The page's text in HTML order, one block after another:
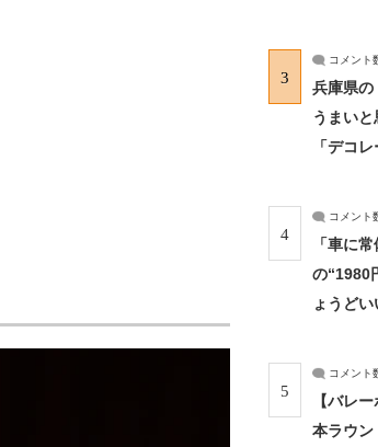
3
コメント
兵庫県
うまい
「デコ
4
コメント
「車に
の“1980
ょうど
5
コメント
【バレ
本ラウン